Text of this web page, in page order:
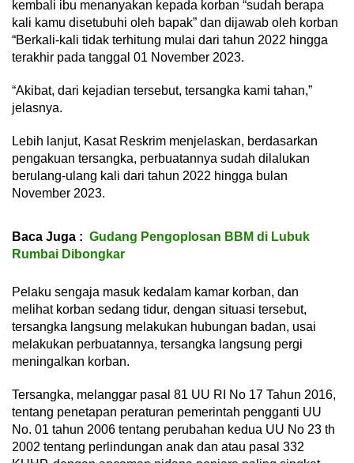
kembali ibu menanyakan kepada korban “sudah berapa
kali kamu disetubuhi oleh bapak” dan dijawab oleh korban
“Berkali-kali tidak terhitung mulai dari tahun 2022 hingga
terakhir pada tanggal 01 November 2023.
“Akibat, dari kejadian tersebut, tersangka kami tahan,”
jelasnya.
Lebih lanjut, Kasat Reskrim menjelaskan, berdasarkan
pengakuan tersangka, perbuatannya sudah dilalukan
berulang-ulang kali dari tahun 2022 hingga bulan
November 2023.
Baca Juga : Gudang Pengoplosan BBM di Lubuk
Rumbai Dibongkar
Pelaku sengaja masuk kedalam kamar korban, dan
melihat korban sedang tidur, dengan situasi tersebut,
tersangka langsung melakukan hubungan badan, usai
melakukan perbuatannya, tersangka langsung pergi
meningalkan korban.
Tersangka, melanggar pasal 81 UU RI No 17 Tahun 2016,
tentang penetapan peraturan pemerintah pengganti UU
No. 01 tahun 2006 tentang perubahan kedua UU No 23 th
2002 tentang perlindungan anak dan atau pasal 332